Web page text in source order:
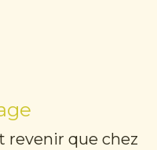
revenir que chez